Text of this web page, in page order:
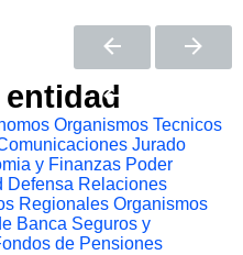
Organismos Tecnicos
Jurado
y Finanzas Poder
Defensa Relaciones
Regionales Organismos
Banca Seguros y
de Pensiones